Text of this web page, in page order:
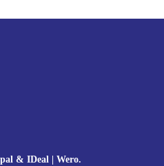
& IDeal | Wero.